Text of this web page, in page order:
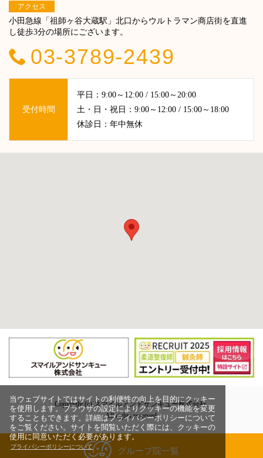
当ウェブサイトではサイトの利便性の向上を目的にクッキー
を使用します。ブラウザの設定によりクッキーの機能を変更
することもできます。詳細はプライバシーポリシーについて
をご覧ください。サイトを閲覧いただく際には、クッキーの
使用に同意いただく必要があります。
プライバシーポリシーについて
アクセス
小田急線「祖師ヶ谷大蔵駅」北口からウルトラマン商店街を直進
し徒歩3分の場所にございます。
03-3789-2439
受付時間
平日：9:00～12:00 / 15:00～20:00
土・日・祝日：9:00～12:00 / 15:00～18:00
休診日：年中無休
Copyright (c) スマイルアンドサンキュー株式会社,
All rights reserved.
グループ院一覧